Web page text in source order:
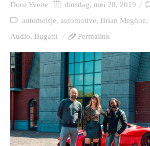
DoorYvette dinsdag, mei 28, 2019
automeisje, automotive, Brian Meghoe,
Audio, Bugatti Permalink